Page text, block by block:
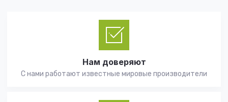
Нам доверяют
С нами работают известные мировые производители